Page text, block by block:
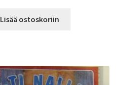
Lisää ostoskoriin